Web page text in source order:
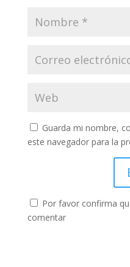
Guarda mi nombre,
este navegador para la
Por favor confirma
comentar